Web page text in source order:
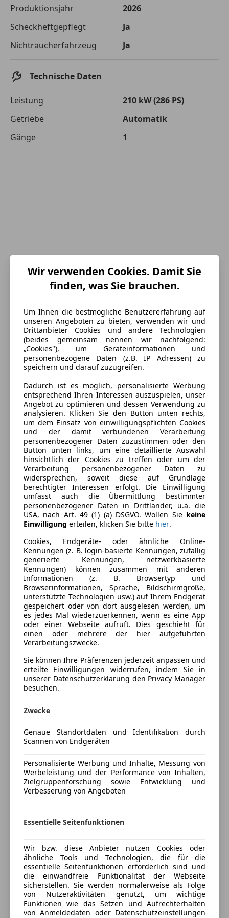
Die tatsächlichen Konditionen sind abhängig von Ihrer Bonität sowie
von der von Ihnen gewählten Bank. Rückzahlungszeitraum 1-10
Jahre. Zinsspanne Sollzinssatz: 2,90% - 14,90%.
Jetzt berechnen
Produktionsjahr
2026
Scheckheftgepflegt
Ja
Nichtraucherfahrzeug
Ja
Technische Daten
Leistung
210 kW (286 PS)
Getriebe
Automatik
Gänge
1
Energieverbrauch
Kraftstoff
Elektro
CO₂-Emissionen
Ausstattung
Komfort
2-Zonen-Klimaautomatik
Armlehne
Beheizbares Lenkrad
Berganfahrassistent
Einparkhilfe
Einparkhilfe Rückfahrkamera
Einparkhilfe Sensoren hinten
Elektrische Fensterheber
Elektrische Heckklappe
Elektrische Seitenspiegel
Elektrische Sitze
Getönte Scheiben
Klimaanlage
Lederlenkrad
Lichtsensor
Lordosenstütze
Massagesitze
Multifunktionslenkrad
Navigationssystem
Panoramadach
Regensensor
Sitzheizung
Tempomat
Unterhaltung/Media
Android Auto
Apple CarPlay
Bordcomputer
Induktionsladen für Smartphones
Radio
Soundsystem
Sicherheit
ABS
Mehr anzeigen
Farbe und Innenausstattung
Außenfarbe
Schwarz
Farbe laut Hersteller
Agate-Black
Lackierung
Metallic
Fahrzeugbeschreibung
Zum Verkauf steht ein Ford Explorer Select 77kWh.
~~~~~~~~~~~~~~~~~~~~~~~~~~~~~~~~~~~~~~~~~~~
Ausstattung zusätzlich:
+ LED-Scheinwerfer
+ Rückfahrkamera
+ Komfort-Paket inkl. Ergonomie-Sitze
+ Lederlenkrad beheizt
+ Seitenscheiben abgedunkelt
+ Wärmepumpe
+ uvm.
~~~~~~~~~~~~~~~~~~~~~~~~~~~~~~~~~~~~~~~~~~~
Listenpreis: € 51.699,98
Versicherungsbonus.
Aktionspreis gültig bei einer Finanzierung über die
Ford Credit Bank.
Aktionspreis gültig bei Barkauf.
Auch in anderen Farben und Ausstattungen
verfügbar.
~~~~~~~~~~~~~~~~~~~~~~~~~~~~~~~~~~~~~~~~~~~
All Inkl. Paket (optional) Preis auf Anfrage
~~~~~~~~~~~~~~~~~~~~~~~~~~~~~~~~~~~~~~~~~~~
Ihr Ansprechpartner bei Ford 4you Store
Preisbewertung
Mehr anzeigen
Versicherung
Kfz-Versicherung
Versicherungsschutz an Ihre Bedürfnisse
anpassen
Freischaden-Gutschein ab Stufe 0
Auto einfach online versichern & Rabatt holen
Wir verwenden Cookies. Damit Sie
finden, was Sie brauchen.
Um Ihnen die bestmögliche Benutzererfahrung auf
unseren Angeboten zu bieten, verwenden wir und
Drittanbieter Cookies und andere Technologien
(beides gemeinsam nennen wir nachfolgend:
„Cookies"), um Geräteinformationen und
personenbezogene Daten (z.B. IP Adressen) zu
speichern und darauf zuzugreifen.
Dadurch ist es möglich, personalisierte Werbung
entsprechend Ihren Interessen auszuspielen, unser
Angebot zu optimieren und dessen Verwendung zu
analysieren. Klicken Sie den Button unten rechts,
um dem Einsatz von einwilligungspflichten Cookies
und der damit verbundenen Verarbeitung
personenbezogener Daten zuzustimmen oder den
Button unten links, um eine detaillierte Auswahl
hinsichtlich der Cookies zu treffen oder um der
Verarbeitung personenbezogener Daten zu
widersprechen, soweit diese auf Grundlage
berechtigter Interessen erfolgt. Die Einwilligung
umfasst auch die Übermittlung bestimmter
personenbezogener Daten in Drittländer, u.a. die
USA, nach Art. 49 (1) (a) DSGVO. Wollen Sie keine
Einwilligung erteilen, klicken Sie bitte hier.
Cookies, Endgeräte- oder ähnliche Online-
Kennungen (z. B. login-basierte Kennungen, zufällig
generierte Kennungen, netzwerkbasierte
Kennungen) können zusammen mit anderen
Informationen (z. B. Browsertyp und
Browserinformationen, Sprache, Bildschirmgröße,
unterstützte Technologien usw.) auf Ihrem Endgerät
gespeichert oder von dort ausgelesen werden, um
es jedes Mal wiederzuerkennen, wenn es eine App
oder einer Webseite aufruft. Dies geschieht für
einen oder mehrere der hier aufgeführten
Verarbeitungszwecke.
Sie können Ihre Präferenzen jederzeit anpassen und
erteilte Einwilligungen widerrufen, indem Sie in
unserer Datenschutzerklärung den Privacy Manager
besuchen.
Zwecke
Genaue Standortdaten und Identifikation durch
Scannen von Endgeräten
Personalisierte Werbung und Inhalte, Messung von
Werbeleistung und der Performance von Inhalten,
Zielgruppenforschung sowie Entwicklung und
Verbesserung von Angeboten
Essentielle Seitenfunktionen
Wir bzw. diese Anbieter nutzen Cookies oder
ähnliche Tools und Technologien, die für die
essentielle Seitenfunktionen erforderlich sind und
die einwandfreie Funktionalität der Webseite
sicherstellen. Sie werden normalerweise als Folge
von Nutzeraktivitäten genutzt, um wichtige
Funktionen wie das Setzen und Aufrechterhalten
von Anmeldedaten oder Datenschutzeinstellungen